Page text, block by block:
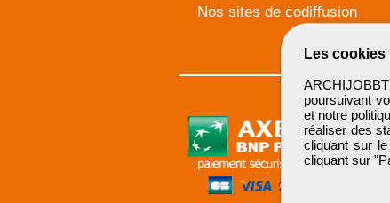
Les
poursuivant
et notre
réaliser des
cliquant sur
cliquant sur
Nos sites de codiffusion